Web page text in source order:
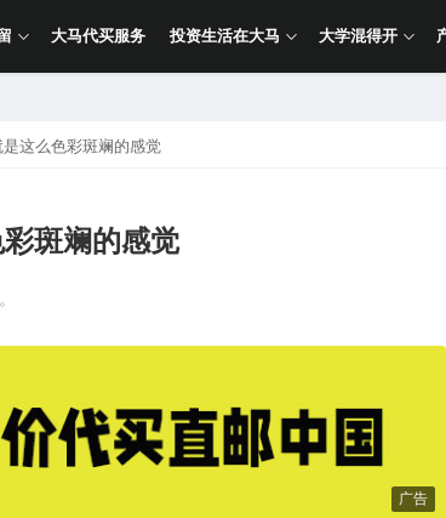
大马代买服务 投资生活在大马 大学混得开
这么色彩斑斓的感觉
斑斓的感觉
广告